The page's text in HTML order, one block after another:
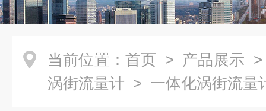
当前位置： 首页 > 产品展示
涡街流量计 > 一体化涡街流量